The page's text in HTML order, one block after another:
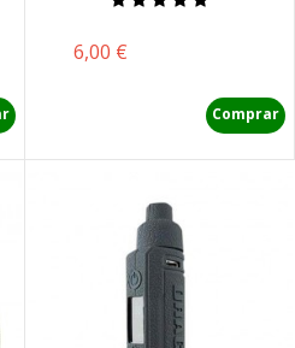
Precio
6,00 €
Comprar